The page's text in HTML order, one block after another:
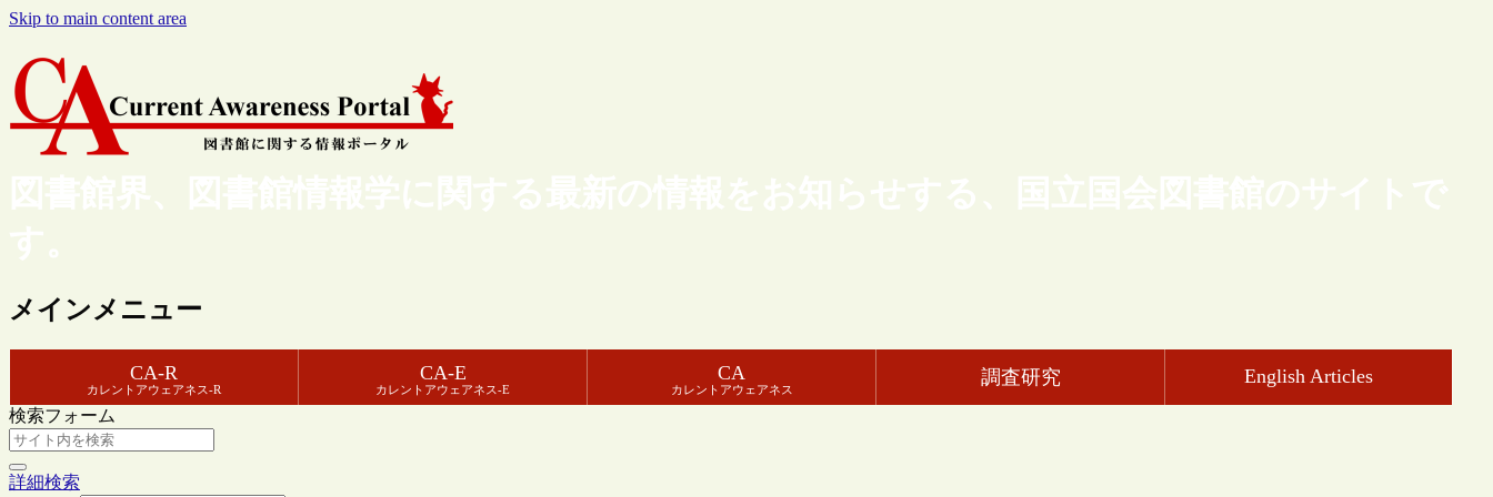
Skip to main content area
図書館界、図書館情報学に関する最新の情報をお知らせする、国立国会図書館のサイトで
す。
メインメニュー
CA-R
カレントアウェアネス-R
CA-E
カレントアウェアネス-E
CA
カレントアウェアネス
調査研究 English Articles
検索フォーム
詳細検索